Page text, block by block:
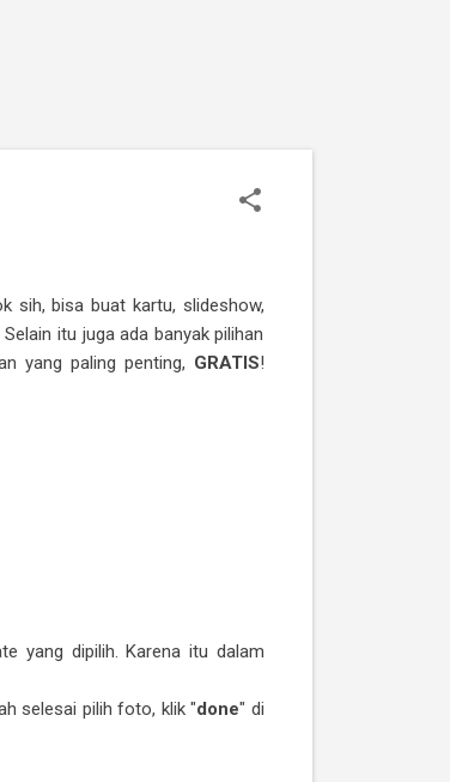
sih, bisa buat kartu, slideshow,
itu juga ada banyak pilihan
yang paling penting, GRATIS!
yang dipilih. Karena itu dalam
selesai pilih foto, klik "done" di